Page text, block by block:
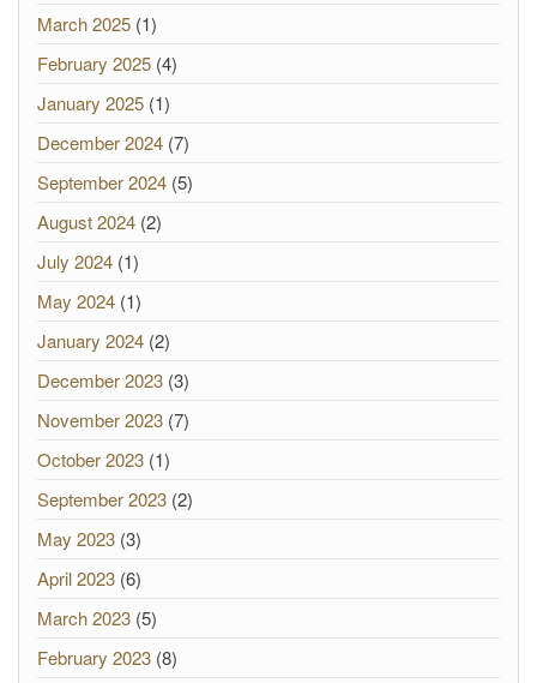
March 2025 (1)
February 2025 (4)
January 2025 (1)
December 2024 (7)
September 2024 (5)
August 2024 (2)
July 2024 (1)
May 2024 (1)
January 2024 (2)
December 2023 (3)
November 2023 (7)
October 2023 (1)
September 2023 (2)
May 2023 (3)
April 2023 (6)
March 2023 (5)
February 2023 (8)